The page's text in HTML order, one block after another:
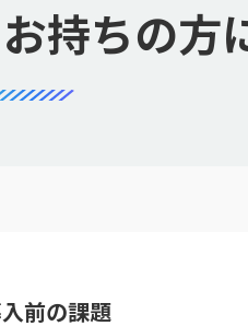
持ちの方
前の課題